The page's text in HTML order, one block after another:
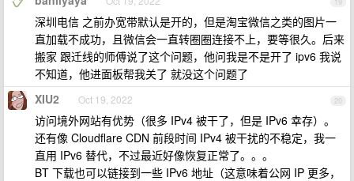
深圳电信 之前办宽带默认是开的，但是淘宝微信之类的图片一
直加载不成功，且微信会一直转圈圈连接不上，要等很久。后来
搬家 跟迁线的师傅说了这个问题，他问我是不是开了 ipv6 我说
不知道，他进面板帮我关了 就没这个问题了
20
XIU2 Oct 19, 2022
访问境外网站有优势（很多 IPv4 被干了，但是 IPv6 幸存）。
还有像 Cloudflare CDN 前段时间 IPv4 被干扰的不稳定，我一
直用 IPv6 替代，不过最近好像恢复正常了。。。
BT 下载也可以链接到一些 IPv6 地址（这意味着公网 IP 更多，